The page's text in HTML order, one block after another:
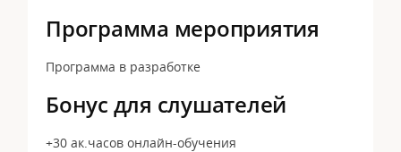
Программа мероприятия
Программа в разработке
Бонус для слушателей
+30 ак.часов онлайн-обучения